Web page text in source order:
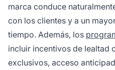
marca conduce
con los clientes y a un
tiempo. Además, los
incluir incentivos de lealtad
exclusivos, acceso